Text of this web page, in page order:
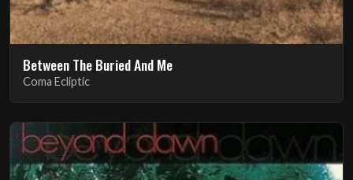
Between The Buried And Me
Coma Ecliptic